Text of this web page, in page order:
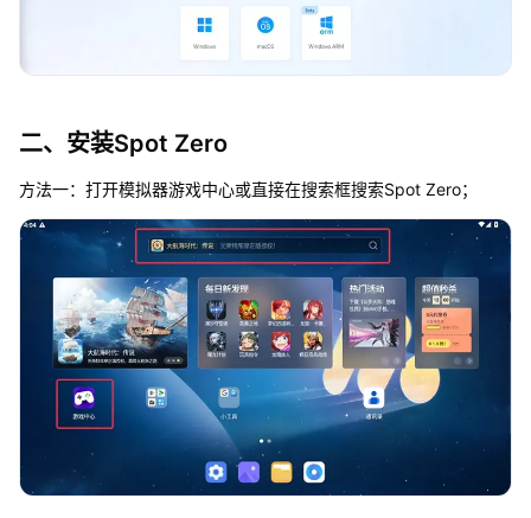
二、安装Spot Zero
方法一：打开模拟器游戏中心或直接在搜索框搜索Spot Zero；